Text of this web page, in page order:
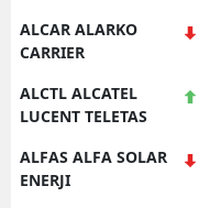
ALCAR ALARKO
CARRIER
ALCTL ALCATEL
LUCENT TELETAS
ALFAS ALFA SOLAR
ENERJI